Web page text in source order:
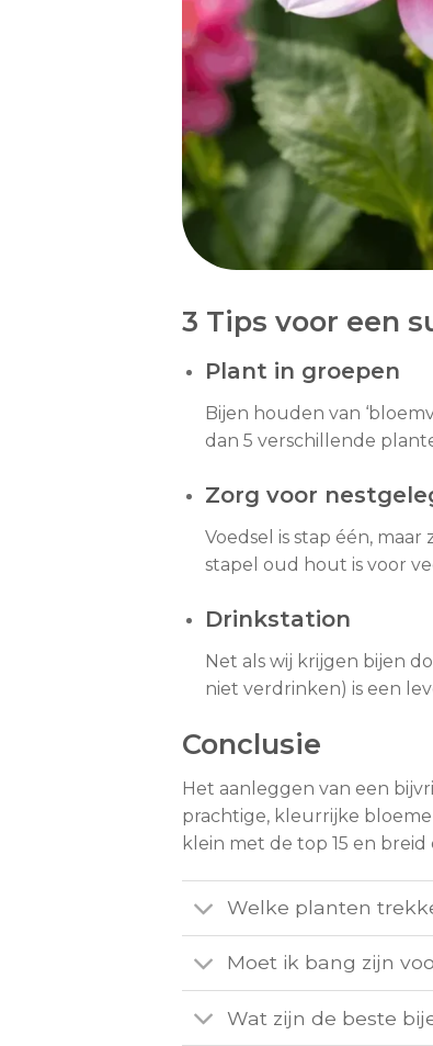
3 Tips voor een
Plant in groepen
Bijen houden van
dan 5 verschillende
Zorg voor
Voedsel is stap één,
stapel oud hout is voor
Drinkstation
Net als wij krijgen bijen
niet verdrinken) is een
Conclusie
Het aanleggen van een
prachtige, kleurrijke
klein met de top 15 en
Welke planten
Moet ik bang zijn
Wat zijn de beste